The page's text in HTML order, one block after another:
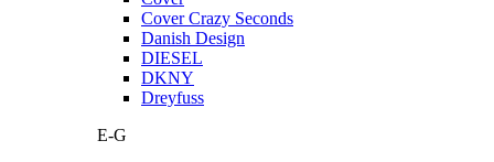
Cover Crazy Seconds
Danish Design
DIESEL
DKNY
Dreyfuss
E-G